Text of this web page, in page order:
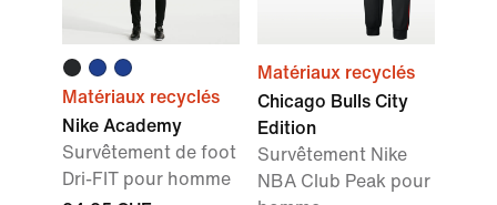
Matériaux recyclés
Nike Academy
Survêtement de foot
Dri-FIT pour homme
Matériaux recyclés
Chicago Bulls City
Edition
Survêtement Nike
NBA Club Peak pour